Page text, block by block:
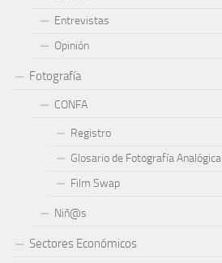
Entrevistas
Opinión
Fotografía
CONFA
Registro
Glosario de Fotografía Analógica
Film Swap
Niñ@s
Sectores Económicos